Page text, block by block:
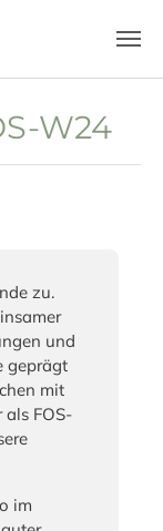
W24
zu.
und
geprägt
mit
FOS-
im